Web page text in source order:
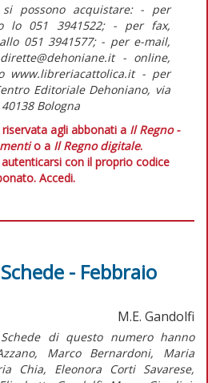
possono acquistare: - per
lo 051 3941522; - per fax,
051 3941577; - per e-mail,
- online,
www.libreriacattolica.it - per
Editoriale Dehoniano, via
Bologna
agli abbonati a Il Regno -
o a Il Regno digitale.
con il proprio codice
Accedi.
- Febbraio
M.E. Gandolfi
di questo numero hanno
Marco Bernardoni, Maria
Chia, Eleonora Corti Savarese,